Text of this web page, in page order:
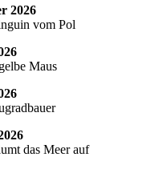
2026
vom Pol
Maus
das Meer auf